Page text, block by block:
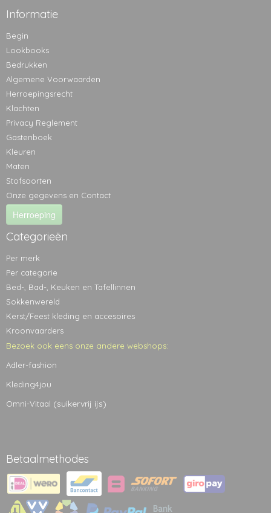
Informatie
Begin
Lookbooks
Bedrukken
Algemene Voorwaarden
Herroepingsrecht
Klachten
Privacy Reglement
Gastenboek
Kleuren
Maten
Stofsoorten
Onze gegevens en Contact
Herroeping
Categorieën
Per merk
Per categorie
Bed-, Bad-, Keuken en Tafellinnen
Sokkenwereld
Kerst/Feest kleding en accesoires
Kroonvaarders
Bezoek ook eens onze andere webshops:
Adler-fashion
Kleding4jou
Omni-Vitaal (suikervrij ijs)
Betaalmethodes